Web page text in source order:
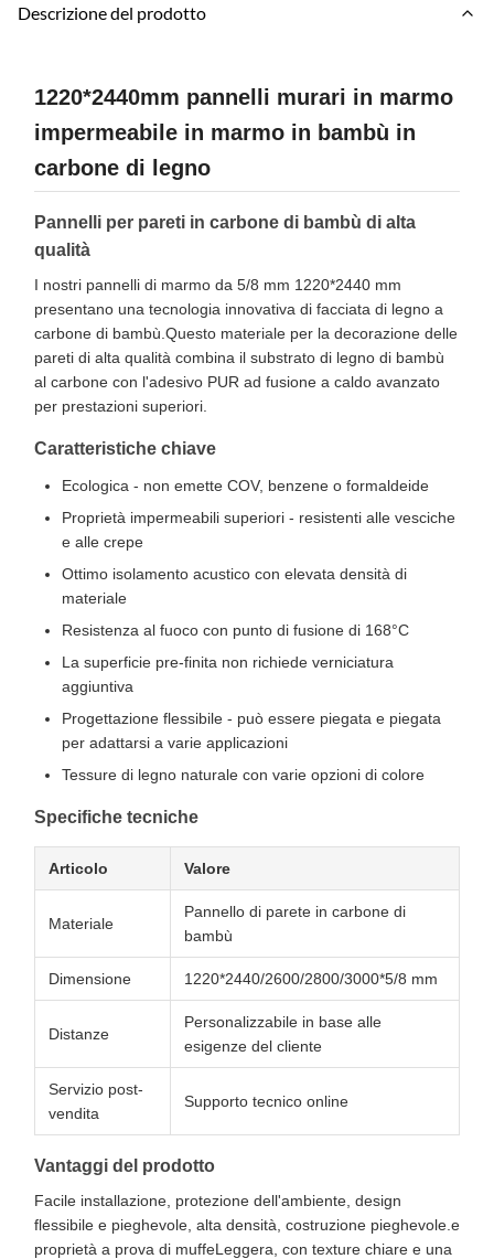
Descrizione del prodotto
1220*2440mm pannelli murari in marmo
impermeabile in marmo in bambù in
carbone di legno
Pannelli per pareti in carbone di bambù di alta
qualità
I nostri pannelli di marmo da 5/8 mm 1220*2440 mm
presentano una tecnologia innovativa di facciata di legno a
carbone di bambù.Questo materiale per la decorazione delle
pareti di alta qualità combina il substrato di legno di bambù
al carbone con l'adesivo PUR ad fusione a caldo avanzato
per prestazioni superiori.
Caratteristiche chiave
Ecologica - non emette COV, benzene o formaldeide
Proprietà impermeabili superiori - resistenti alle vesciche
e alle crepe
Ottimo isolamento acustico con elevata densità di
materiale
Resistenza al fuoco con punto di fusione di 168°C
La superficie pre-finita non richiede verniciatura
aggiuntiva
Progettazione flessibile - può essere piegata e piegata
per adattarsi a varie applicazioni
Tessure di legno naturale con varie opzioni di colore
Specifiche tecniche
Articolo Valore
Materiale
Pannello di parete in carbone di
bambù
Dimensione 1220*2440/2600/2800/3000*5/8 mm
Distanze
Personalizzabile in base alle
esigenze del cliente
Servizio post-
vendita
Supporto tecnico online
Vantaggi del prodotto
Facile installazione, protezione dell'ambiente, design
flessibile e pieghevole, alta densità, costruzione pieghevole.e
proprietà a prova di muffeLeggera, con texture chiare e una